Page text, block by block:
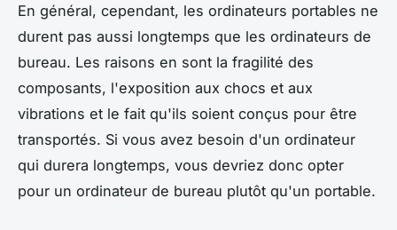
En général, cependant, les ordinateurs portables ne
durent pas aussi longtemps que les ordinateurs de
bureau. Les raisons en sont la fragilité des
composants, l'exposition aux chocs et aux
vibrations et le fait qu'ils soient conçus pour être
transportés. Si vous avez besoin d'un ordinateur
qui durera longtemps, vous devriez donc opter
pour un ordinateur de bureau plutôt qu'un portable.